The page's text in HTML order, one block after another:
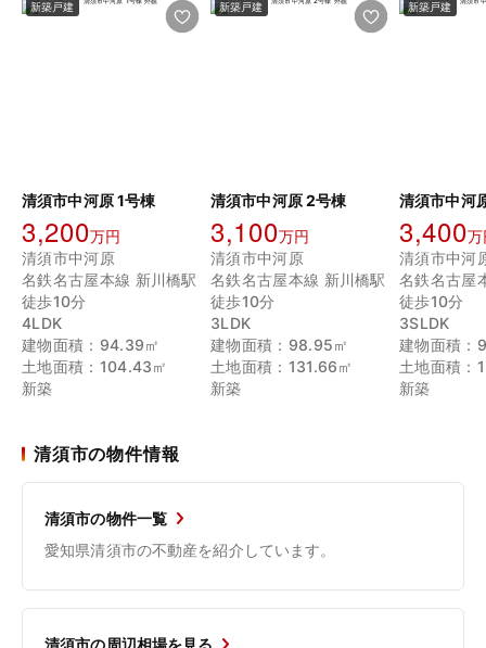
新築戸建
清須市中河原 1号棟
3,200万円
清須市中河原
名鉄名古屋本線 新川橋駅
徒歩10分
4LDK
建物面積：94.39㎡
土地面積：104.43㎡
新築
新築戸建
清須市中河原 2号棟
3,100万円
清須市中河原
名鉄名古屋本線 新川橋駅
徒歩10分
3LDK
建物面積：98.95㎡
土地面積：131.66㎡
新築
新築戸建
清須市中河
3,400万
清須市中河
名鉄名古屋
徒歩10分
3SLDK
建物面積：
土地面積：
新築
清須市の物件情報
清須市の物件一覧
愛知県清須市の不動産を紹介しています。
清須市の周辺相場を見る